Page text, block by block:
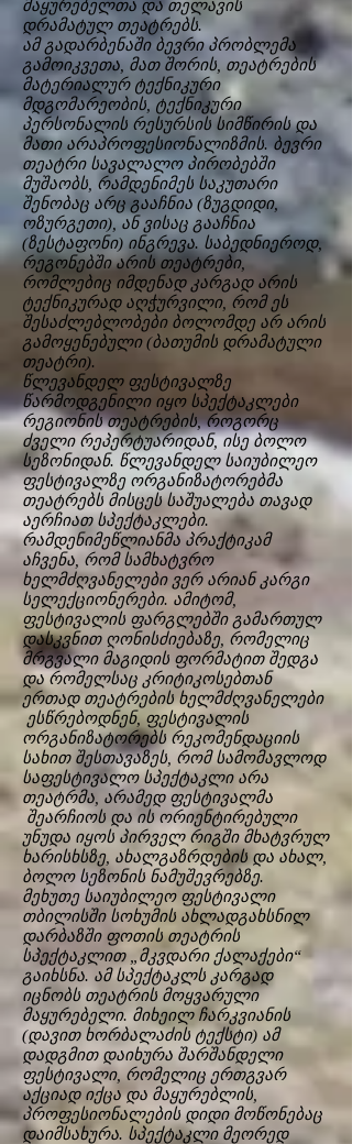
მაყურებელთა და თელავის
დრამატულ თეატრებს.
ამ გადარბენაში ბევრი პრობლემა
გამოიკვეთა, მათ შორის, თეატრების
მატერიალურ ტექნიკური
მდგომარეობის, ტექნიკური
პერსონალის რესურსის სიმწირის და
მათი არაპროფესიონალიზმის. ბევრი
თეატრი სავალალო პირობებში
მუშაობს, რამდენიმეს საკუთარი
შენობაც არც გააჩნია (ზუგდიდი,
ოზურგეთი), ან ვისაც გააჩნია
(ზესტაფონი) ინგრევა. საბედნიეროდ,
რეგონებში არის თეატრები,
რომლებიც იმდენად კარგად არის
ტექნიკურად აღჭურვილი, რომ ეს
შესაძლებლობები ბოლომდე არ არის
გამოყენებული (ბათუმის დრამატული
თეატრი).
წლევანდელ ფესტივალზე
წარმოდგენილი იყო სპექტაკლები
რეგიონის თეატრების, როგორც
ძველი რეპერტუარიდან, ისე ბოლო
სეზონიდან. წლევანდელ საიუბილეო
ფესტივალზე ორგანიზატორებმა
თეატრებს მისცეს საშუალება თავად
აერჩიათ სპექტაკლები.
რამდენიმეწლიანმა პრაქტიკამ
აჩვენა, რომ სამხატვრო
ხელმძღვანელები ვერ არიან კარგი
სელექციონერები. ამიტომ,
ფესტივალის ფარგლებში გამართულ
დასკვნით ღონისძიებაზე, რომელიც
მრგვალი მაგიდის ფორმატით შედგა
და რომელსაც კრიტიკოსებთან
ერთად თეატრების ხელმძღვანელები
ესწრებოდნენ, ფესტივალის
ორგანიზატორებს რეკომენდაციის
სახით შესთავაზეს, რომ სამომავლოდ
საფესტივალო სპექტაკლი არა
თეატრმა, არამედ ფესტივალმა
შეარჩიოს და ის ორიენტირებული
უნუდა იყოს პირველ რიგში მხატვრულ
ხარისხსზე, ახალგაზრდების და ახალ,
ბოლო სეზონის ნამუშევრებზე.
მეხუთე საიუბილეო ფესტივალი
თბილისში სოხუმის ახლადგახსნილ
დარბაზში ფოთის თეატრის
სპექტაკლით „მკვდარი ქალაქები“
გაიხსნა. ამ სპექტაკლს კარგად
იცნობს თეატრის მოყვარული
მაყურებელი. მიხეილ ჩარკვიანის
(დავით ხორბალაძის ტექსტი) ამ
დადგმით დაიხურა შარშანდელი
ფესტივალი, რომელიც ერთგვარ
აქციად იქცა და მაყურებლის,
პროფესიონალების დიდი მოწონებაც
დაიმსახურა. სპექტაკლი მეორედ